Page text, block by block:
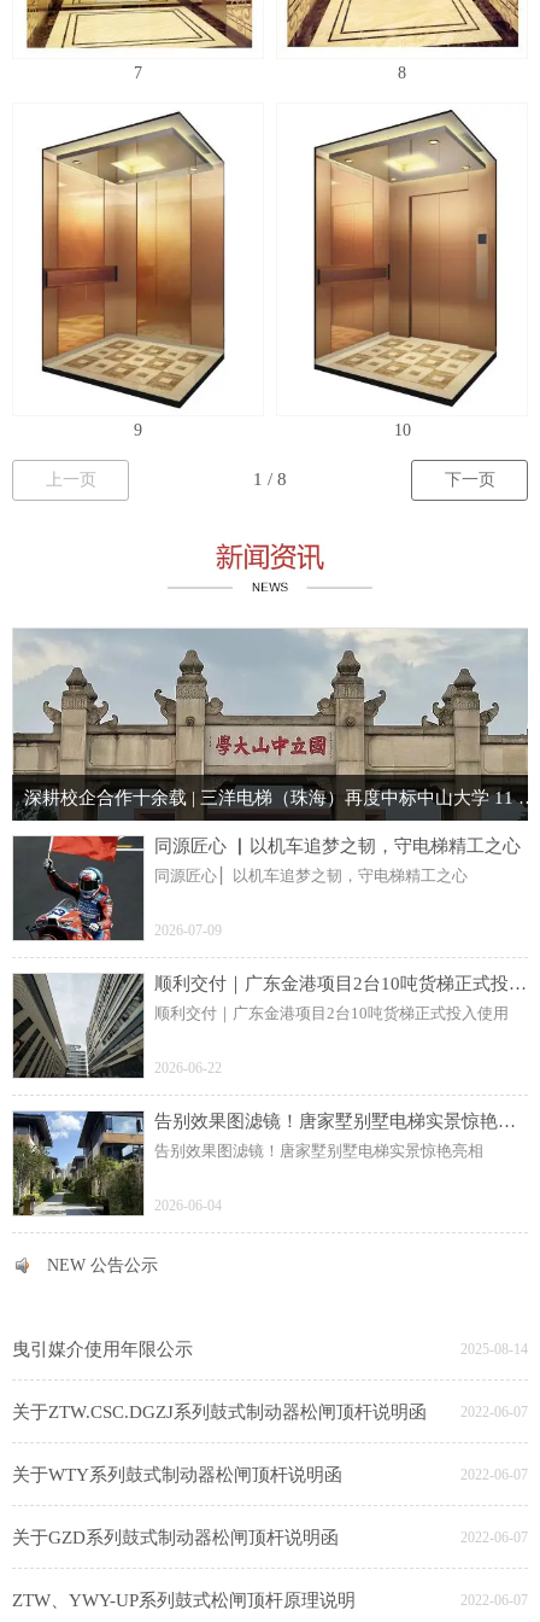
7 8
9 10
上一页 下一页
深耕校企合作十余载 | 三洋电梯（珠海）再度中标中山大学 11 台电梯项目
同源匠心 ▏以机车追梦之韧，守电梯精工之心
同源匠心 ▏以机车追梦之韧，守电梯精工之心
2026-07-09
顺利交付｜广东金港项目2台10吨货梯正式投入使用
顺利交付｜广东金港项目2台10吨货梯正式投入使用
2026-06-22
告别效果图滤镜！唐家墅别墅电梯实景惊艳亮相
告别效果图滤镜！唐家墅别墅电梯实景惊艳亮相
2026-06-04
NEW 公告公示
曳引媒介使用年限公示 2025-08-14
关于ZTW.CSC.DGZJ系列鼓式制动器松闸顶杆说明函 2022-06-07
关于WTY系列鼓式制动器松闸顶杆说明函 2022-06-07
关于GZD系列鼓式制动器松闸顶杆说明函 2022-06-07
ZTW、YWY-UP系列鼓式松闸顶杆原理说明 2022-06-07